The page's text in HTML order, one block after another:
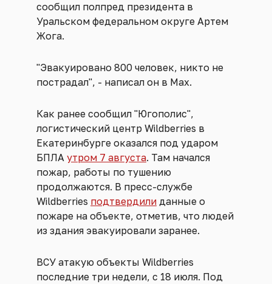
сообщил полпред президента в
Уральском федеральном округе Артем
Жога.
"Эвакуировано 800 человек, никто не
пострадал", - написал он в Max.
Как ранее сообщил "Югополис",
логистический центр Wildberries в
Екатеринбурге оказался под ударом
БПЛА утром 7 августа. Там начался
пожар, работы по тушению
продолжаются. В пресс-службе
Wildberries подтвердили данные о
пожаре на объекте, отметив, что людей
из здания эвакуировали заранее.
ВСУ атакую объекты Wildberries
последние три недели, с 18 июля. Под